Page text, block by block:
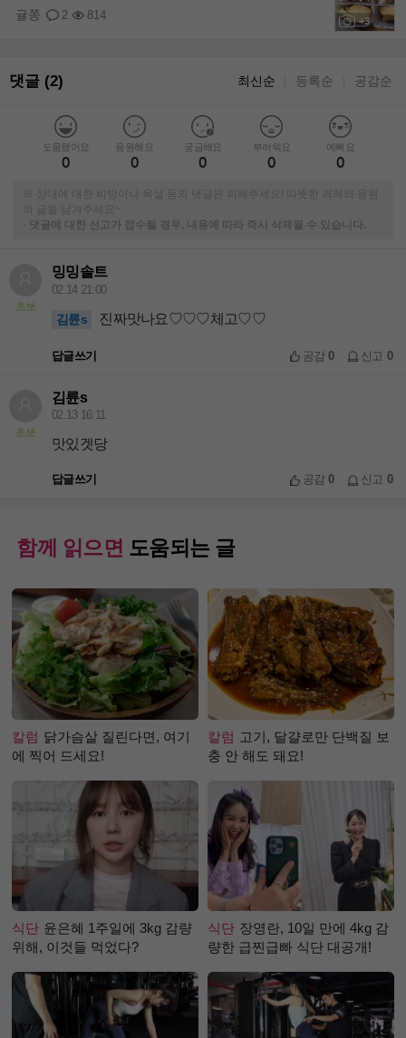
+3
2 814
귤쫑
댓글 (2) 최신순 등록순 공감순
도움됐어요
0
응원해요
0
궁금해요
0
부러워요
0
예뻐요
0
※ 상대에 대한 비방이나 욕설 등의 댓글은 피해주세요! 따뜻한 격려와 응원
-
댓글에 대한 신고가 접수될 경우, 내용에 따라 즉시 삭제될 수 있습니다.
초보
밍밍솔트
02.14 21:00
김륜s 진짜맛나요♡♡♡체고♡♡
답글쓰기 공감0 신고 0
초보
김륜s
02.13 16:11
맛있겟당
답글쓰기 공감0 신고 0
함께 읽으면 도움되는 글
칼럼 닭가슴살 질린다면, 여기
에 찍어 드세요!
칼럼 고기, 달걀로만 단백질 보
충 안 해도 돼요!
식단 윤은혜 1주일에 3kg 감량
위해, 이것들 먹었다?
식단 장영란, 10일 만에 4kg 감
량한 급찐급빠 식단 대공개!